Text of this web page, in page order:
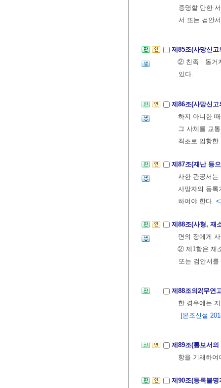
증명할 만한
서 또는 검안
제85조(사망신
② 친족ㆍ동거
있다.
제86조(사망신
하지 아니한
그 사체를 교
최초로 입항
제87조(재난 등
사한 관공서는
사망자의 등록
하여야 한다. <
제88조(사형, 재
면의 장에게
② 제1항은 재
또는 검안서
제88조의2(무연
한 경우에는
[본조신설
제89조(통보서
항을 기재하
제90조(등록불